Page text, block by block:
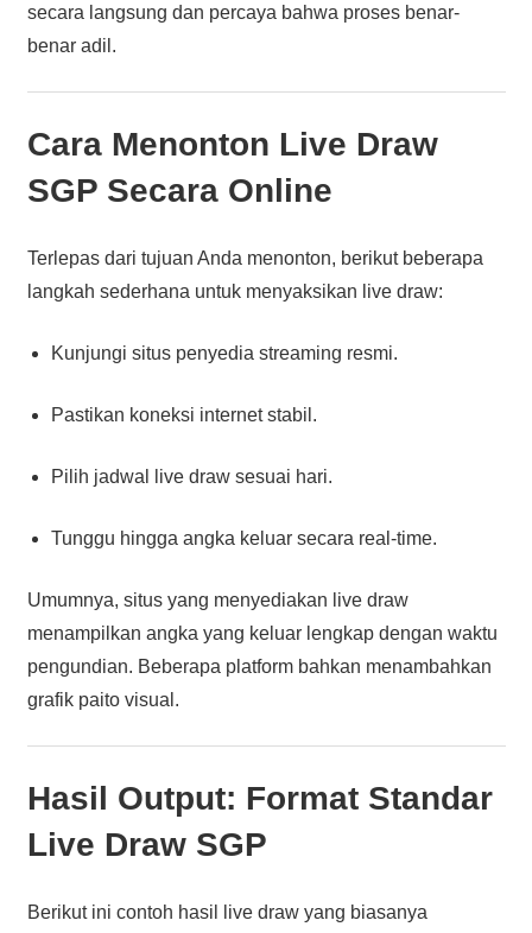
secara langsung dan percaya bahwa proses benar-
benar adil.
Cara Menonton Live Draw
SGPSecara Online
Terlepas dari tujuan Anda menonton, berikut beberapa
langkah sederhana untuk menyaksikan live draw:
Kunjungi situs penyedia streaming resmi.
Pastikan koneksi internet stabil.
Pilih jadwal live draw sesuai hari.
Tunggu hingga angka keluar secara real-time.
Umumnya, situs yang menyediakan live draw
menampilkan angka yang keluar lengkap dengan waktu
pengundian. Beberapa platform bahkan menambahkan
grafik paito visual.
Hasil Output: Format Standar
Live Draw SGP
Berikut ini contoh hasil live draw yang biasanya